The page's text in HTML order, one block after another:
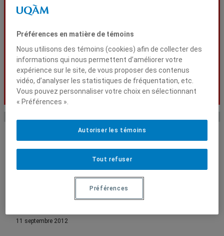
Vie universitaire
Recherche et
International
Diplômés
Nouvelles
Gestion de projetPage 19
11 septembre 2012
Préférences en matière de témoins
Nous utilisons des témoins (cookies) afin de collecter des
informations qui nous permettent d’améliorer votre
expérience sur le site, de vous proposer des contenus
vidéo, d’analyser les statistiques de fréquentation, etc.
Vous pouvez personnaliser votre choix en sélectionnant
« Préférences ».
Tout refuser
Autoriser les témoins
Préférences